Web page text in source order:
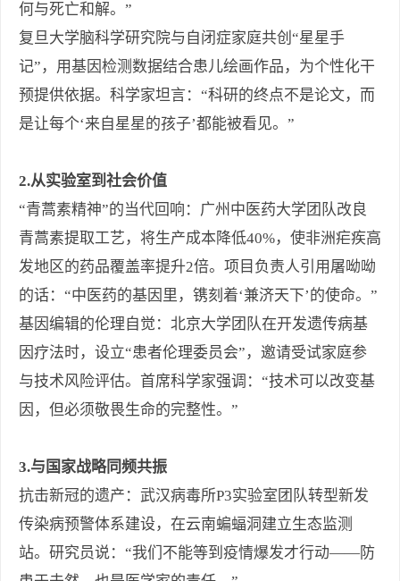
何与死亡和解。”
复旦大学脑科学研究院与自闭症家庭共创“星星手
记”，用基因检测数据结合患儿绘画作品，为个性化干
预提供依据。科学家坦言：“科研的终点不是论文，而
是让每个‘来自星星的孩子’都能被看见。”
2.从实验室到社会价值
“青蒿素精神”的当代回响：广州中医药大学团队改良
青蒿素提取工艺，将生产成本降低40%，使非洲疟疾高
发地区的药品覆盖率提升2倍。项目负责人引用屠呦呦
的话：“中医药的基因里，镌刻着‘兼济天下’的使命。”
基因编辑的伦理自觉：北京大学团队在开发遗传病基
因疗法时，设立“患者伦理委员会”，邀请受试家庭参
与技术风险评估。首席科学家强调：“技术可以改变基
因，但必须敬畏生命的完整性。”
3.与国家战略同频共振
抗击新冠的遗产：武汉病毒所P3实验室团队转型新发
传染病预警体系建设，在云南蝙蝠洞建立生态监测
站。研究员说：“我们不能等到疫情爆发才行动——防